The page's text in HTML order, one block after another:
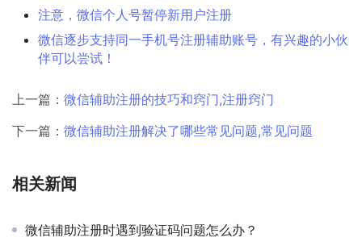
注意，微信个人号暂停新用户注册
微信逐步支持同一手机号注册辅助账号，有兴趣的小伙
伴可以尝试！
上一篇： 微信辅助注册的技巧和窍门,注册窍门
下一篇： 微信辅助注册解决了哪些常见问题,常见问题
相关新闻
微信辅助注册时遇到验证码问题怎么办？